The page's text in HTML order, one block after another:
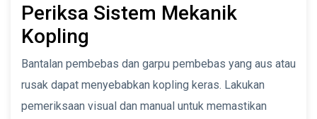
Periksa Sistem Mekanik
Kopling
Bantalan pembebas dan garpu pembebas yang aus atau
rusak dapat menyebabkan kopling keras. Lakukan
pemeriksaan visual dan manual untuk memastikan